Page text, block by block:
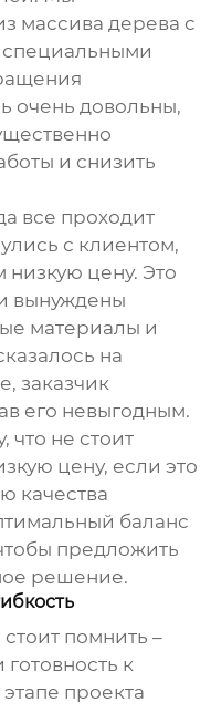
массива дерева с
очень довольны,
и снизить
все проходит
с клиентом,
цену. Это
вынуждены
материалы и
на
заказчик
его невыгодным.
что не стоит
цену, если это
качества
баланс
предложить
решение.
помнить –
готовность к
проекта